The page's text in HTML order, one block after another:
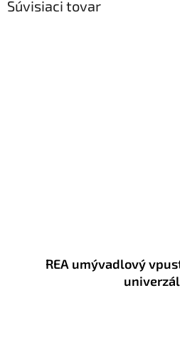
Súvisiaci tovar
REA umývadlový